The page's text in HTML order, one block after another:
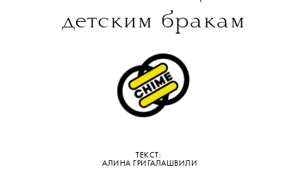
детским бракам
ТЕКСТ:
АЛИНА ГРИГАЛАШВИЛИ